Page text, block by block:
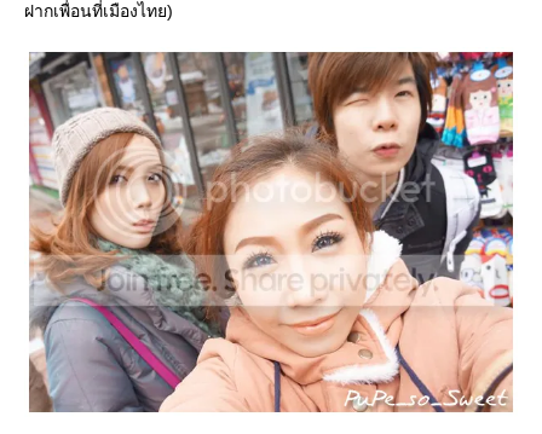
ฝากเพื่อนที่เมืองไทย)